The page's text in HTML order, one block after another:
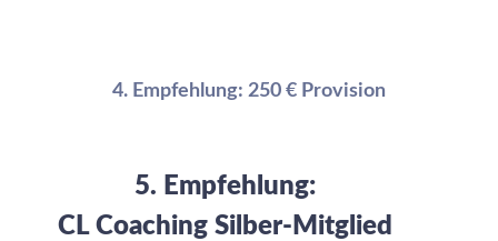
4. Empfehlung: 250 € Provision
5. Empfehlung:
CL Coaching Silber-Mitglied